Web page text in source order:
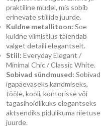
praktiline mudel, mis sobib
erinevate stiilide juurde.
Kuldne metallitoon: Soe
kuldne viimistlus täiendab
valget detaili elegantselt.
Stiil: Everyday Elegant /
Minimal Chic / Classic White.
Sobivad sündmused: Sobivad
igapäevaseks kandmiseks,
tööle, kooli, kontorisse või
tagasihoidlikuks elegantseks
aktsendiks pidulikuma riietuse
juurde.